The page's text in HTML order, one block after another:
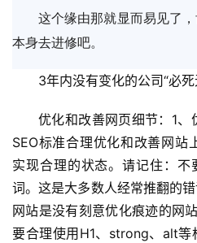
这个缘由那就显而易见了
本身去进修吧。
3年内没有变化的公司“必死
优化和改善网页细节：1
SEO标准合理优化和改善网站
实现合理的状态。请记住：
词。这是大多数人经常推翻的
网站是没有刻意优化痕迹的网
要合理使用H1、strong、alt等